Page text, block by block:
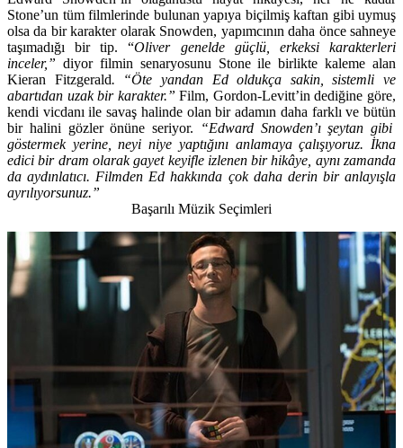
Stone’un tüm filmlerinde bulunan yapıya biçilmiş kaftan gibi uymuş
olsa da bir karakter olarak Snowden, yapımcının daha önce sahneye
taşımadığı bir tip. “Oliver genelde güçlü, erkeksi karakterleri
inceler,” diyor filmin senaryosunu Stone ile birlikte kaleme alan
Kieran Fitzgerald. “Öte yandan Ed oldukça sakin, sistemli ve
abartıdan uzak bir karakter.”Film, Gordon-Levitt’in dediğine göre,
kendi vicdanı ile savaş halinde olan bir adamın daha farklı ve bütün
bir halini gözler önüne seriyor. “Edward Snowden’ı şeytan gibi
göstermek yerine, neyi niye yaptığını anlamaya çalışıyoruz. İkna
edici bir dram olarak gayet keyifle izlenen bir hikâye, aynı zamanda
da aydınlatıcı. Filmden Ed hakkında çok daha derin bir anlayışla
ayrılıyorsunuz.”
Başarılı Müzik Seçimleri